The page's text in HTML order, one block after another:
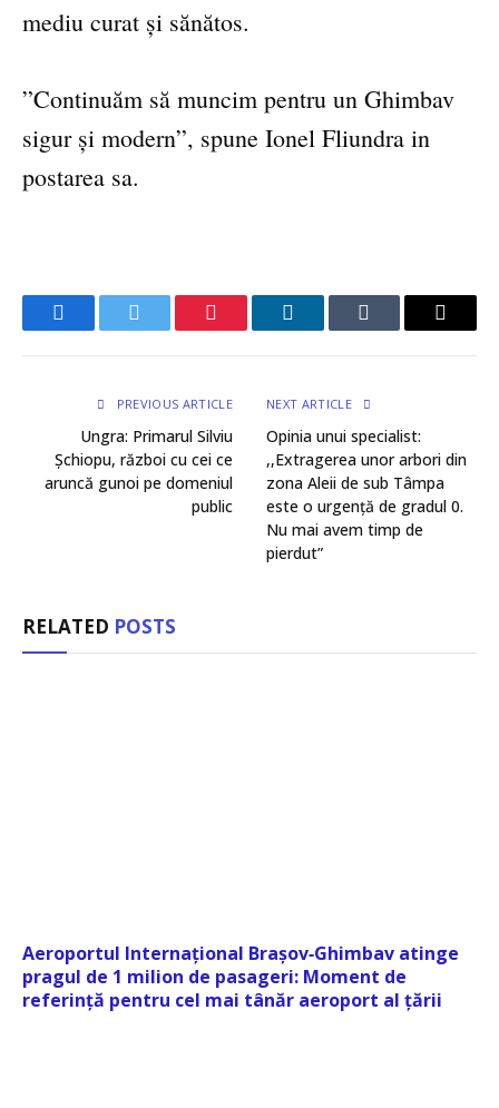
mediu curat și sănătos.
”Continuăm să muncim pentru un Ghimbav
sigur și modern”, spune Ionel Fliundra in
postarea sa.
FacebookTwitter Pinterest LinkedInTumblr Email
PREVIOUS ARTICLE
Ungra: Primarul Silviu
Șchiopu, război cu cei ce
aruncă gunoi pe domeniul
public
NEXT ARTICLE
Opinia unui specialist:
,,Extragerea unor arbori din
zona Aleii de sub Tâmpa
este o urgență de gradul 0.
Nu mai avem timp de
pierdut”
RELATED POSTS
Aeroportul Internațional Brașov‑Ghimbav atinge
pragul de 1 milion de pasageri: Moment de
referință pentru cel mai tânăr aeroport al țării